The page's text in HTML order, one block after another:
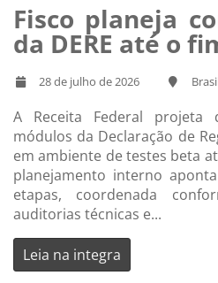
Fisco planeja
da DERE até o
28 de julho de 2026
A Receita Federal projeta
módulos da Declaração de
em ambiente de testes beta
planejamento interno
etapas, coordenada
auditorias técnicas e...
Leia na integra